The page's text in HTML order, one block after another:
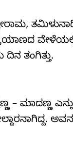
ತಂಗಿತ್ತು.
– ಮಾದಣ್ಣ